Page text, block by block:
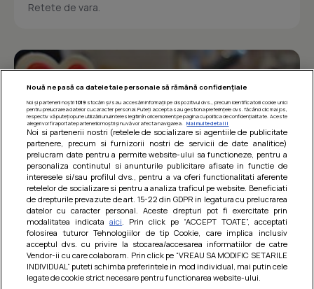
Retete de vara.
Barcute din vinete cu arpagic rosu
Un deliciu usor de preparat!
Nouă ne pasă ca datele tale personale să rămână confidențiale
Noi și partenerii noștri 1019stocăm și/sau accesăm informații pe dispozitivul dvs., precum identificatorii cookie unici
pentru prelucrarea datelor cu caracter personal. Puteți accepta sau gestiona preferințele dvs. făcând clic mai jos,
respectiv vă puteți opune utilizării unui interes legitim în orice moment pe pagina cu politica de confidențialitate. Aceste
alegeri vor fi raportate partenerilor noștri și nu vă vor afecta navigarea.
Mai multe detalii
Noi si partenerii nostri (retelele de socializare si agentiile de publicitate
partenere, precum si furnizorii nostri de servicii de date analitice)
prelucram date pentru a permite website-ului sa functioneze, pentru a
personaliza continutul si anunturile publicitare afisate in functie de
interesele si/sau profilul dvs., pentru a va oferi functionalitati aferente
retelelor de socializare si pentru a analiza traficul pe website. Beneficiati
de drepturile prevazute de art. 15-22 din GDPR in legatura cu prelucrarea
datelor cu caracter personal. Aceste drepturi pot fi exercitate prin
modalitatea indicataaici . Prin click pe “ACCEPT TOATE”, acceptati
folosirea tuturor Tehnologiilor de tip Cookie, care implica inclusiv
acceptul dvs. cu privire la stocarea/accesarea informatiilor de catre
Vendor-ii cu care colaboram. Prin click pe “VREAU SA MODIFIC SETARILE
INDIVIDUAL” puteti schimba preferintele in mod individual, mai putin cele
legate de cookie strict necesare pentru functionarea website-ului.